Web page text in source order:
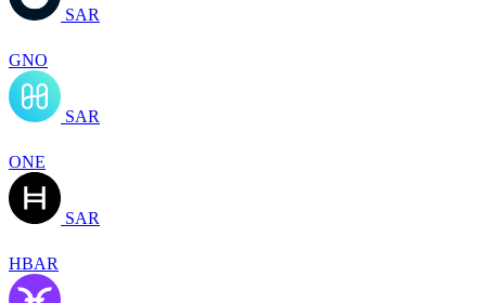
SAR
GNO
SAR
ONE
SAR
HBAR